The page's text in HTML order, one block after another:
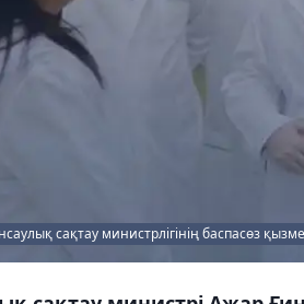
сақтау министрлігінің баспасөз